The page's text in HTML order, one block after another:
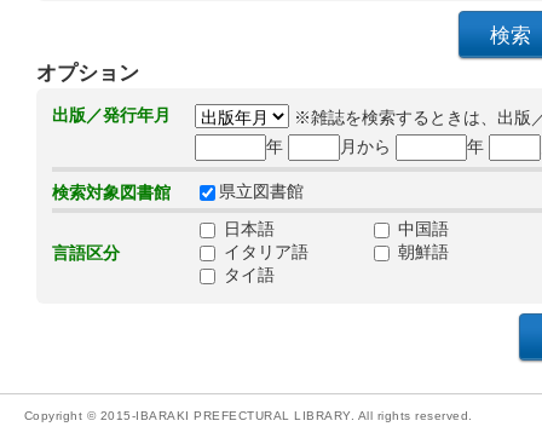
オプション
出版／発行年月
※雑誌を検索するときは、出版
年
月から 年
検索対象図書館 県立図書館
言語区分
日本語
中国語
イタリア語
朝鮮語
タイ語
Copyright © 2015-IBARAKI PREFECTURAL LIBRARY. All rights reserved.